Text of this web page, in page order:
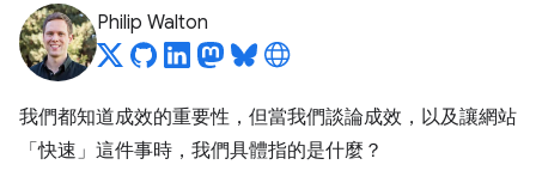
Philip Walton
我們都知道成效的重要性，但當我們談論成效，以及讓網站
「快速」這件事時，我們具體指的是什麼？